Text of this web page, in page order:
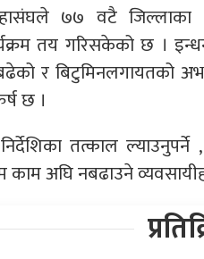
७७ वटै जिल्लाका
तय गरिसकेको छ ।
र बिटुमिनलगायतको
छ ।
तत्काल
काम अघि नबढाउने